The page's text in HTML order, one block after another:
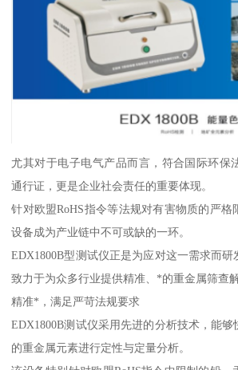
尤其对于电子电气产品而言，符合国际环保
通行证，更是企业社会责任的重要体现。
针对欧盟RoHS指令等法规对有害物质的严格
设备成为产业链中不可或缺的一环。
EDX1800B型测试仪正是为应对这一需求而研
致力于为众多行业提供精准、*的重金属筛查解
精准*，满足严苛法规要求
EDX1800B测试仪采用先进的分析技术，能
的重金属元素进行定性与定量分析。